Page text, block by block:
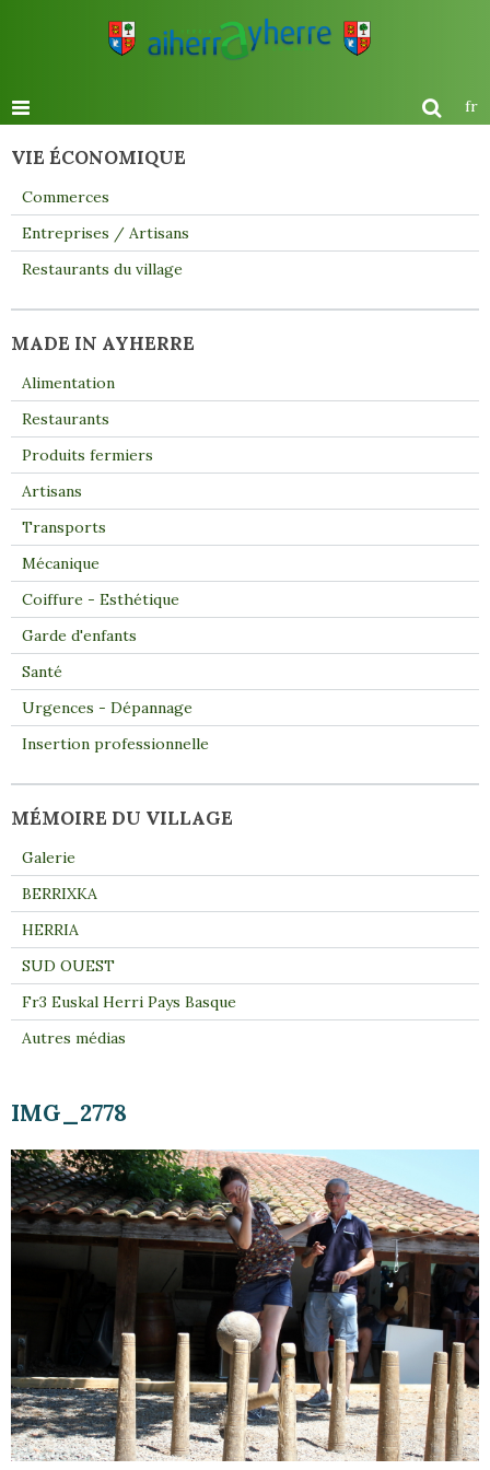
fr
IMG_2778
VIE ÉCONOMIQUE
Commerces
Entreprises / Artisans
Restaurants du village
MADE IN AYHERRE
Alimentation
Restaurants
Produits fermiers
Artisans
Transports
Mécanique
Coiffure - Esthétique
Garde d'enfants
Santé
Urgences - Dépannage
Insertion professionnelle
MÉMOIRE DU VILLAGE
Galerie
BERRIXKA
HERRIA
SUD OUEST
Fr3 Euskal Herri Pays Basque
Autres médias